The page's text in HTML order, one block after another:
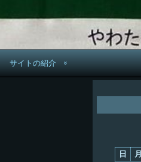
サイトの紹介
日 月